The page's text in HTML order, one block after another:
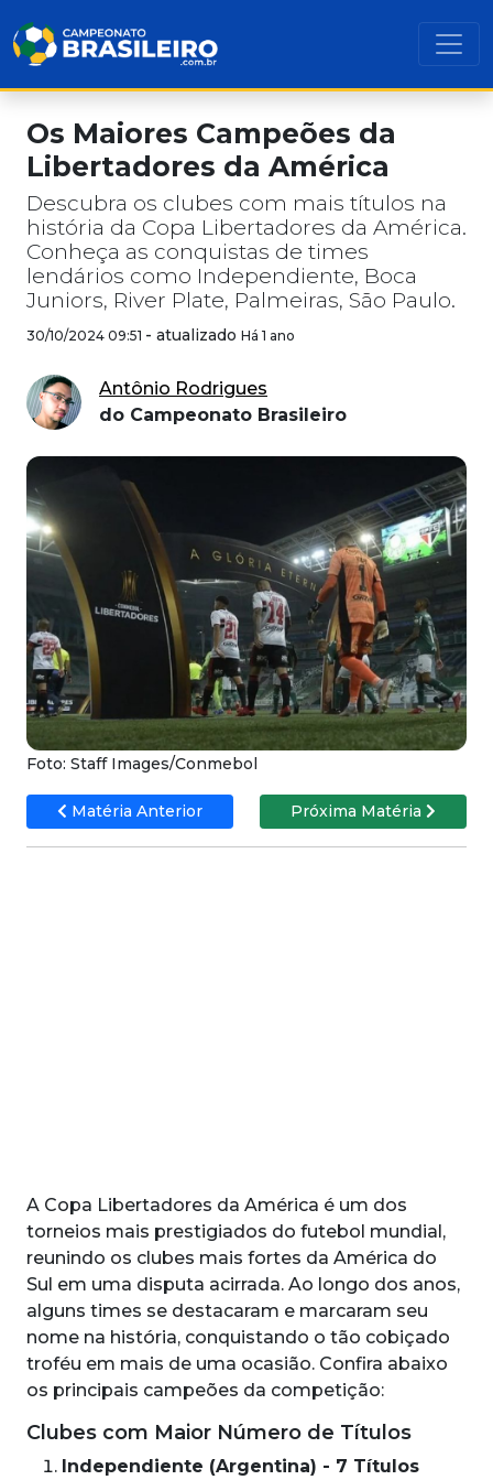
Os Maiores Campeões da
Libertadores da América
Descubra os clubes com mais títulos na
história da Copa Libertadores da América.
Conheça as conquistas de times
lendários como Independiente, Boca
Juniors, River Plate, Palmeiras, São Paulo.
30/10/2024 09:51 - atualizado Há 1 ano
Antônio Rodrigues
do Campeonato Brasileiro
Foto: Staff Images/Conmebol
Matéria Anterior Próxima Matéria
A Copa Libertadores da América é um dos
torneios mais prestigiados do futebol mundial,
reunindo os clubes mais fortes da América do
Sul em uma disputa acirrada. Ao longo dos anos,
alguns times se destacaram e marcaram seu
nome na história, conquistando o tão cobiçado
troféu em mais de uma ocasião. Confira abaixo
os principais campeões da competição:
Clubes com Maior Número de Títulos
Independiente (Argentina) - 7 Títulos